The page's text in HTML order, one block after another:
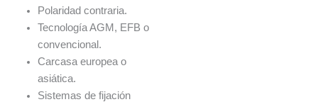
Polaridad contraria.
Tecnología AGM, EFB o
convencional.
Carcasa europea o
asiática.
Sistemas de fijación